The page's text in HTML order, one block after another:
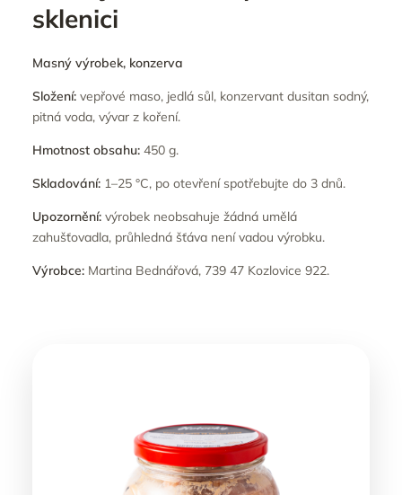
sklenici
Masný výrobek, konzerva
Složení: vepřové maso, jedlá sůl, konzervant dusitan sodný,
pitná voda, vývar z koření.
Hmotnost obsahu: 450 g.
Skladování: 1–25 °C, po otevření spotřebujte do 3 dnů.
Upozornění: výrobek neobsahuje žádná umělá
zahušťovadla, průhledná šťáva není vadou výrobku.
Výrobce: Martina Bednářová, 739 47 Kozlovice 922.